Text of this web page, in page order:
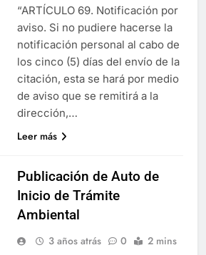
“ARTÍCULO 69. Notificación por
aviso. Si no pudiere hacerse la
notificación personal al cabo de
los cinco (5) días del envío de la
citación, esta se hará por medio
de aviso que se remitirá a la
dirección,…
Leer más
Publicación de Auto de
Inicio de Trámite
Ambiental
3 años atrás 0 2 mins